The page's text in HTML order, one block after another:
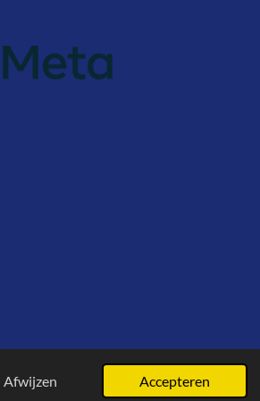
Afwijzen Accepteren